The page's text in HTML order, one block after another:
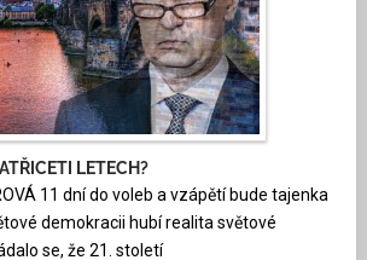
LETECH?
11 dní do voleb a vzápětí bude tajenka
demokracii hubí realita světové
se, že 21. století